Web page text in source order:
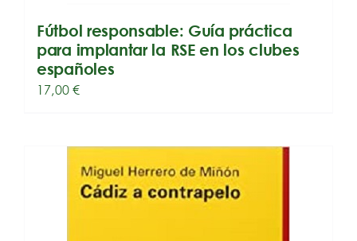
Fútbol responsable: Guía práctica
para implantar la RSE en los clubes
españoles
17,00€